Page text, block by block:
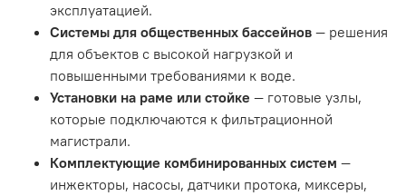
эксплуатацией.
Системы для общественных бассейнов — решения
для объектов с высокой нагрузкой и
повышенными требованиями к воде.
Установки на раме или стойке — готовые узлы,
которые подключаются к фильтрационной
магистрали.
Комплектующие комбинированных систем —
инжекторы, насосы, датчики протока, миксеры,